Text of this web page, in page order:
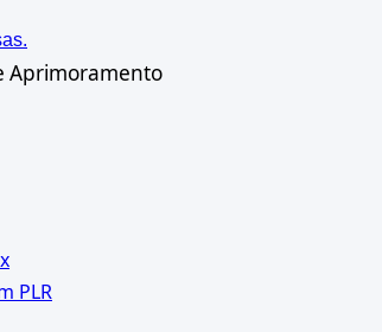
Aprimoramento
PLR